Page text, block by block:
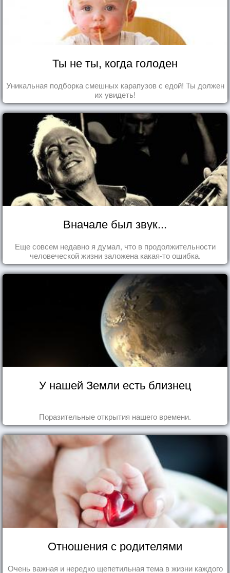
Ты не ты, когда голоден
Уникальная подборка смешных карапузов с едой! Ты должен
их увидеть!
Вначале был звук...
Еще совсем недавно я думал, что в продолжительности
человеческой жизни заложена какая-то ошибка.
У нашей Земли есть близнец
Поразительные открытия нашего времени.
Отношения с родителями
Очень важная и нередко щепетильная тема в жизни каждого